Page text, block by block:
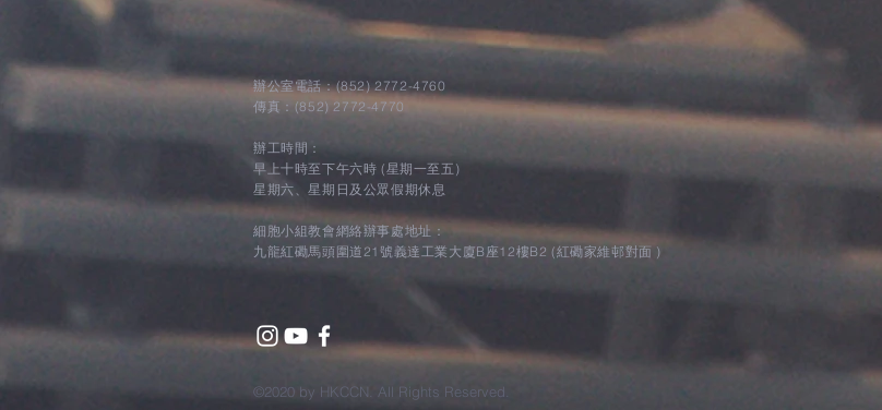
辦公室電話：(852) 2772-4760
傳真：(852) 2772-4770
辦工時間：
早上十時至下午六時 (星期一至五)
星期六、星期日及公眾假期休息
細胞小組教會網絡辦事處地址：
九龍紅磡馬頭圍道21號義達工業大廈B座12樓B2 (紅磡家維邨對面 )
©2020 by HKCCN. All Rights Reserved.